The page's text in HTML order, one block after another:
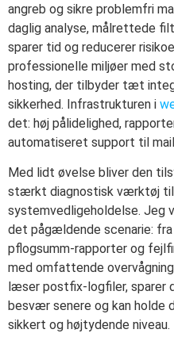
angreb og sikre problemfri
daglig analyse, målrettede
sparer tid og reducerer
professionelle miljøer med
hosting, der tilbyder tæt
sikkerhed. Infrastrukturen i
det: høj pålidelighed,
automatiseret support til
Med lidt øvelse bliver den
stærkt diagnostisk værktøj til
systemvedligeholdelse. Jeg
det pågældende scenarie: fra
pflogsumm-rapporter og
med omfattende
læser postfix-logfiler, sparer
besvær senere og kan holde
sikkert og højtydende niveau.